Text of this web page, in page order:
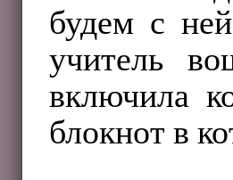
будем с
учитель
включила
блокнот в